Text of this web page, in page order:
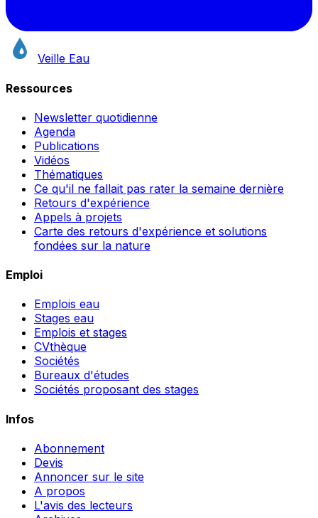
Veille Eau
Ressources
Newsletter quotidienne
Agenda
Publications
Vidéos
Thématiques
Ce qu'il ne fallait pas rater la semaine dernière
Retours d'expérience
Appels à projets
Carte des retours d'expérience et solutions
fondées sur la nature
Emploi
Emplois eau
Stages eau
Emplois et stages
CVthèque
Sociétés
Bureaux d'études
Sociétés proposant des stages
Infos
Abonnement
Devis
Annoncer sur le site
A propos
L'avis des lecteurs